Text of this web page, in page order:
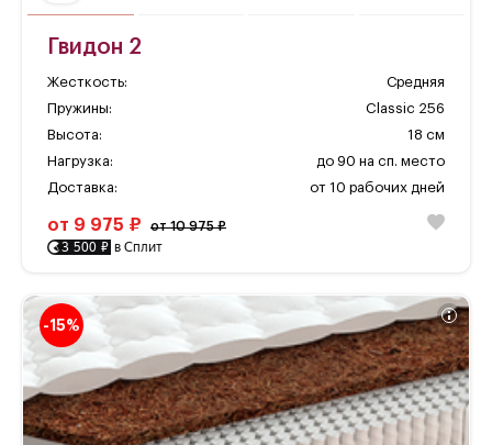
Гвидон 2
Жесткость:
Средняя
Пружины:
Classic 256
Высота:
18 см
Нагрузка:
до 90 на сп. место
Доставка:
от 10 рабочих дней
от 9 975 ₽ от 10 975 ₽
3 500 ₽ в Сплит
-15%